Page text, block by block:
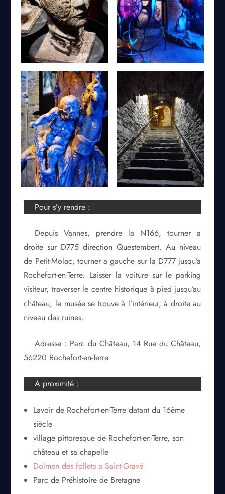
Pour s’y rendre :
Depuis Vannes, prendre la N166, tourner a
droite sur D775 direction Questembert. Au niveau
de Petit-Molac, tourner a gauche sur la D777 jusqu’a
Rochefort-en-Terre. Laisser la voiture sur le parking
visiteur, traverser le centre historique à pied jusqu’au
château, le musée se trouve à l’intérieur, à droite au
niveau des ruines.
Adresse : Parc du Château, 14 Rue du Château,
56220 Rochefort-en-Terre
A proximité :
Lavoir de Rochefort-en-Terre datant du 16ème
siècle
village pittoresque de Rochefort-en-Terre, son
château et sa chapelle
Dolmen des follets a Saint-Gravé
Parc de Préhistoire de Bretagne